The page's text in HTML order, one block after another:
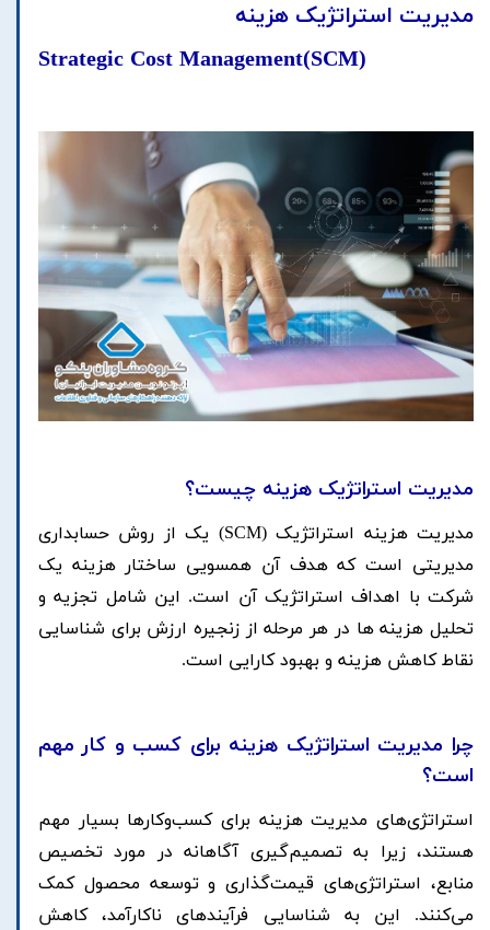
مدیریت استراتژیک هزینه
(
SCM
)
Strategic Cost Management
مدیریت استراتژیک هزینه چیست؟
مدیریت هزینه استراتژیک (SCM) یک از روش حسابداری
مدیریتی است که هدف آن همسویی ساختار هزینه یک
شرکت با اهداف استراتژیک آن است. این شامل تجزیه و
تحلیل هزینه ها در هر مرحله از زنجیره ارزش برای شناسایی
نقاط کاهش هزینه و بهبود کارایی است.
چرا مدیریت استراتژیک هزینه برای کسب و کار مهم
است؟
استراتژی‌های مدیریت هزینه برای کسب‌وکارها بسیار مهم
هستند، زیرا به تصمیم‌گیری آگاهانه در مورد تخصیص
منابع، استراتژی‌های قیمت‌گذاری و توسعه محصول کمک
می‌کنند. این به شناسایی فرآیندهای ناکارآمد، کاهش